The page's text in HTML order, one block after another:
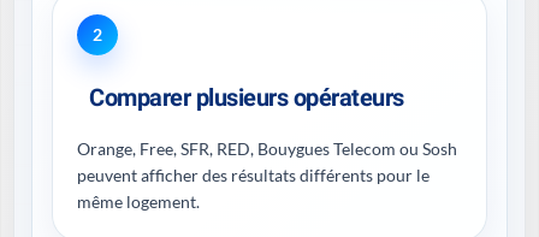
2
Comparer plusieurs opérateurs
Orange, Free, SFR, RED, Bouygues Telecom ou Sosh
peuvent afficher des résultats différents pour le
même logement.